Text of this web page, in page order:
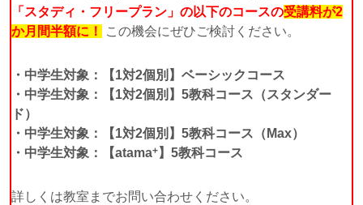
「スタディ・フリープラン」の以下のコースの受講料が2
か月間半額に！
この機会にぜひご検討ください。
・中学生対象：【1対2個別】ベーシックコース
・中学生対象：【1対2個別】5教科コース（スタンダー
ド）
・中学生対象：【1対2個別】5教科コース（Max）
・中学生対象：【atama+ 】5教科コース
詳しくは教室までお問い合わせください。